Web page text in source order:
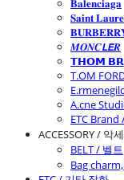
𝐁𝐚𝐥𝐞𝐧𝐜𝐢𝐚𝐠𝐚
𝐒𝐚𝐢𝐧𝐭
𝑴𝑶𝑵𝑪𝙇𝙀𝑹
𝗧𝗛𝗢𝗠
T.OM
A.cne
ETC
ACCESSORY / 악
BELT / 벨트
Bag